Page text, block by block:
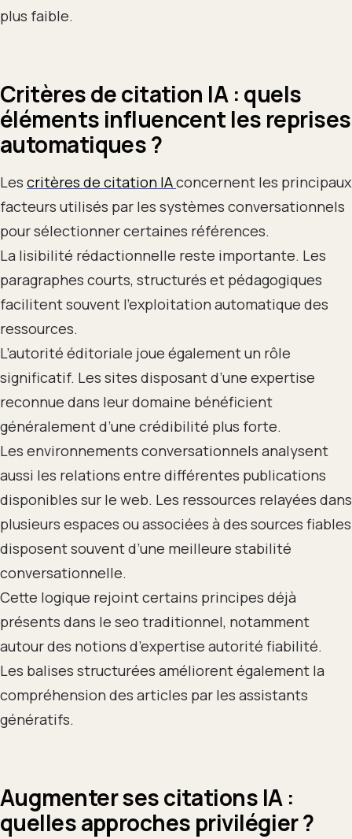
plus faible.
Critères de citation IA : quels
éléments influencent les reprises
automatiques ?
Les critères de citation IAconcernent les principaux
facteurs utilisés par les systèmes conversationnels
pour sélectionner certaines références.
La lisibilité rédactionnelle reste importante. Les
paragraphes courts, structurés et pédagogiques
facilitent souvent l’exploitation automatique des
ressources.
L’autorité éditoriale joue également un rôle
significatif. Les sites disposant d’une expertise
reconnue dans leur domaine bénéficient
généralement d’une crédibilité plus forte.
Les environnements conversationnels analysent
aussi les relations entre différentes publications
disponibles sur le web. Les ressources relayées dans
plusieurs espaces ou associées à des sources fiables
disposent souvent d’une meilleure stabilité
conversationnelle.
Cette logique rejoint certains principes déjà
présents dans le seo traditionnel, notamment
autour des notions d’expertise autorité fiabilité.
Les balises structurées améliorent également la
compréhension des articles par les assistants
génératifs.
Augmenter ses citations IA :
quelles approches privilégier ?